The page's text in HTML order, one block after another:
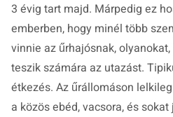
3 évig tart majd. Márpedig ez
emberben, hogy minél több
vinnie az űrhajósnak,
teszik számára az utazást.
étkezés. Az űrállomáson
a közös ebéd, vacsora, és